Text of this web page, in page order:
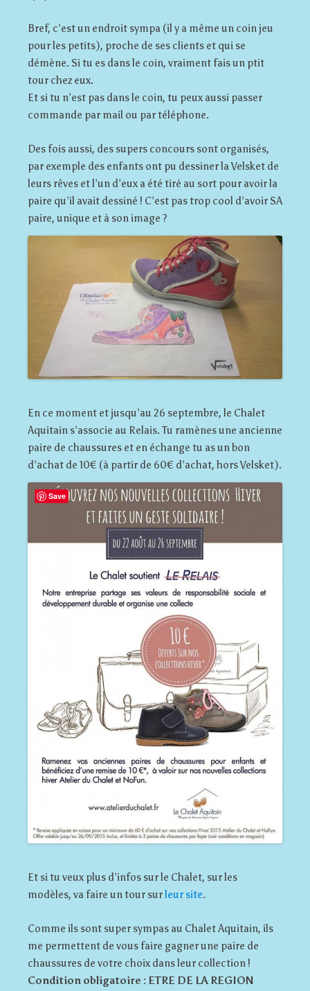
Bref, c’est un endroit sympa (il y a même un coin jeu
pour les petits), proche de ses clients et qui se
démène. Si tu es dans le coin, vraiment fais un ptit
tour chez eux.
Et si tu n’est pas dans le coin, tu peux aussi passer
commande par mail ou par téléphone.
Des fois aussi, des supers concours sont organisés,
par exemple des enfants ont pu dessiner la Velsket de
leurs rêves et l’un d’eux a été tiré au sort pour avoir la
paire qu’il avait dessiné ! C’est pas trop cool d’avoir SA
paire, unique et à son image ?
En ce moment et jusqu’au 26 septembre, le Chalet
Aquitain s’associe au Relais. Tu ramènes une ancienne
paire de chaussures et en échange tu as un bon
d’achat de 10€ (à partir de 60€ d’achat, hors Velsket).
Et si tu veux plus d’infos sur le Chalet, sur les
modèles, va faire un tour surleur site.
Comme ils sont super sympas au Chalet Aquitain, ils
me permettent de vous faire gagner une paire de
chaussures de votre choix dans leur collection !
Condition obligatoire : ETRE DE LA REGION
Save